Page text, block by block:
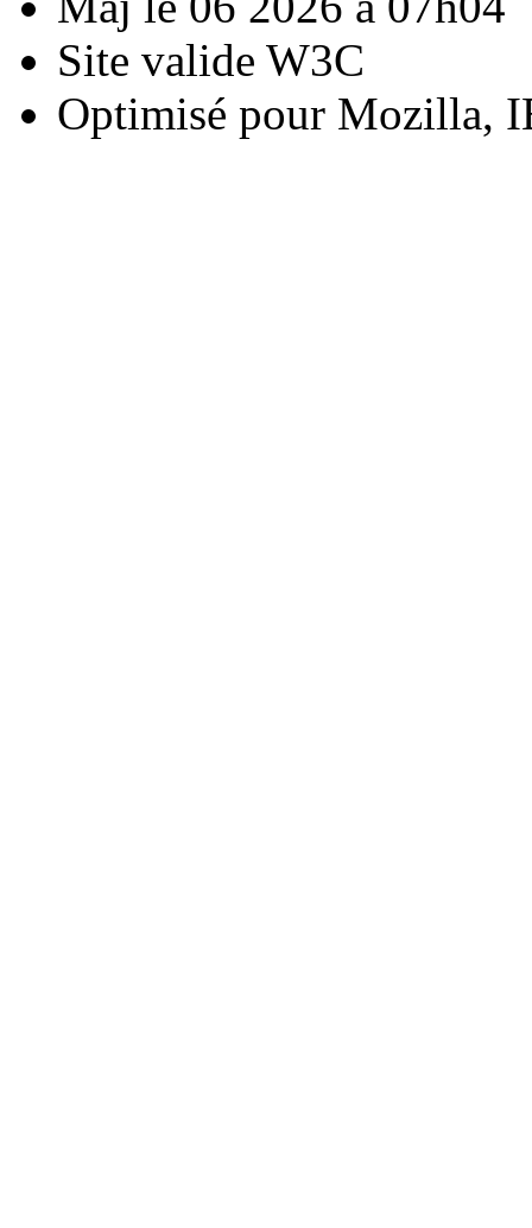
Site valide W3C
Optimisé pour Mozilla,